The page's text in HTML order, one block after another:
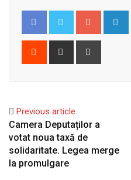
Google+
Reddit
Share
Previous article
Camera Deputaților a
votat noua taxă de
solidaritate. Legea merge
la promulgare